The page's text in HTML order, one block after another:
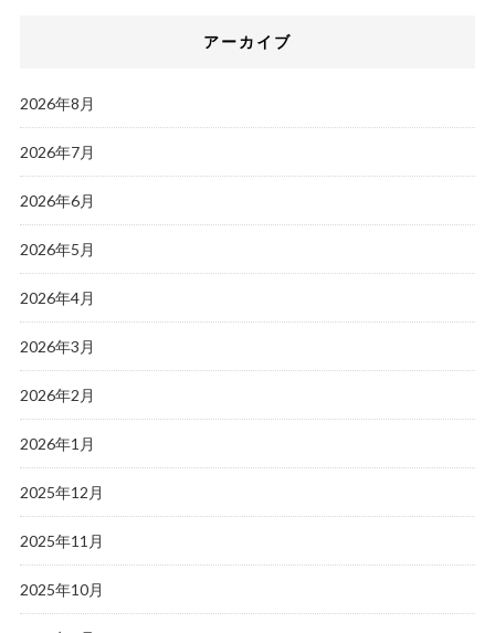
アーカイブ
2026年8月
2026年7月
2026年6月
2026年5月
2026年4月
2026年3月
2026年2月
2026年1月
2025年12月
2025年11月
2025年10月